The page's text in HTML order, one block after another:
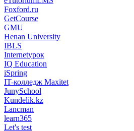
Foxford.ru
GetCourse
GMU
Henan University
IBLS
Internetурок
IQ Education
iSpring
IT-колледж Maxitet
JunySchool
Kundelik.kz
Lancman
learn365
Let's test